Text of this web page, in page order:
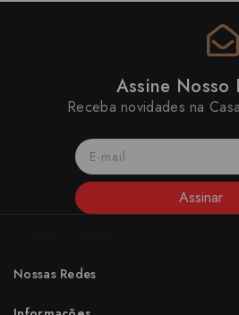
Assine Nosso
Receba novidades na
Assinar
Nossas Redes